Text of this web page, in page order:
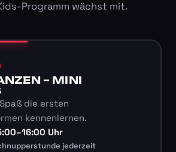
Programm wächst mit.
– MINI
die ersten
kennenlernen.
Uhr
jederzeit